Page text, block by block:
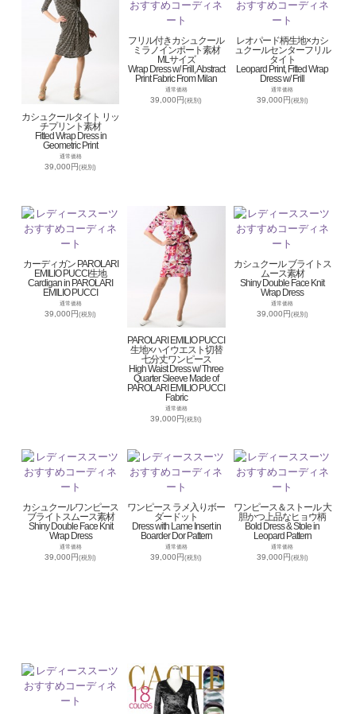
カシュクールタイト リッ
チプリント素材
Fitted Wrap Dress in
Geometric Print
通常価格
39,000円(税別)
フリル付きカシュクール
ミラノインポート素材
MLサイズ
Wrap Dress w/ Frill, Abstract
Print Fabric From Milan
通常価格
39,000円(税別)
レオパード柄生地×カシ
ュクールセンターフリル
タイト
Leopard Print, Fitted Wrap
Dress w/ Frill
通常価格
39,000円(税別)
カーディガン PAROLARI
EMILIO PUCCI生地
Cardigan in PAROLARI
EMILIO PUCCI
通常価格
39,000円(税別)
PAROLARI EMILIO PUCCI
生地×ハイウエスト切替
七分丈ワンピース
High Waist Dress w/ Three
Quarter Sleeve Made of
PAROLARI EMILIO PUCCI
Fabric
通常価格
39,000円(税別)
カシュクール ブライトス
ムース素材
Shiny Double Face Knit
Wrap Dress
通常価格
39,000円(税別)
カシュクールワンピース
ブライトスムース素材
Shiny Double Face Knit
Wrap Dress
通常価格
39,000円(税別)
ワンピース ラメ入りボー
ダードット
Dress with Lame Insert in
Boarder Dor Pattern
通常価格
39,000円(税別)
ワンピース＆ストール 大
胆かつ上品なヒョウ柄
Bold Dress & Stole in
Leopard Pattern
通常価格
39,000円(税別)